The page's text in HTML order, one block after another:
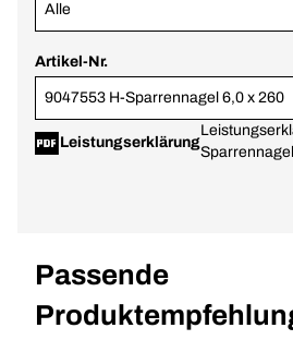
Alle
Artikel-Nr.
9047553 H-Sparrennagel 6,0 x 260
Leistungserklärung
Sparrennagel
Passende